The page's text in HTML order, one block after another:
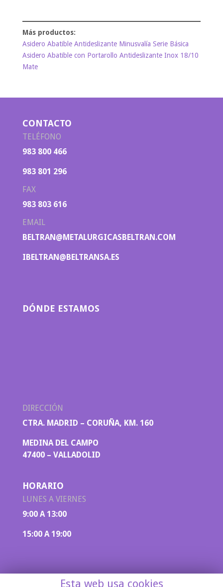
Asidero Abatible Antideslizante Minusvalía Serie Básica
Asidero Abatible con Portarollo Antideslizante Inox 18/10
Mate
CONTACTO
TELÉFONO
983 800 466
983 801 296
FAX
983 803 616
EMAIL
BELTRAN@METALURGICASBELTRAN.COM
IBELTRAN@BELTRANSA.ES
DÓNDE ESTAMOS
DIRECCIÓN
CTRA. MADRID – CORUÑA, KM. 160
MEDINA DEL CAMPO
47400 – VALLADOLID
HORARIO
LUNES A VIERNES
9:00 A 13:00
15:00 A 19:00
Esta web usa cookies